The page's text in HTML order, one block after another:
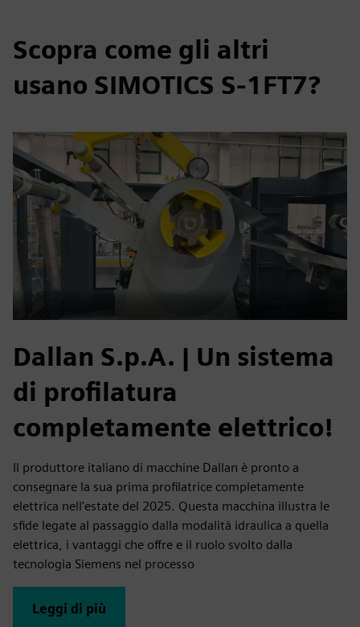
Scopra come gli altri
usano SIMOTICS S-1FT7?
Dallan S.p.A. | Un sistema
di profilatura
completamente elettrico!
Il produttore italiano di macchine Dallan è pronto a
consegnare la sua prima profilatrice completamente
elettrica nell'estate del 2025. Questa macchina illustra le
sfide legate al passaggio dalla modalità idraulica a quella
elettrica, i vantaggi che offre e il ruolo svolto dalla
tecnologia Siemens nel processo
Leggi di più